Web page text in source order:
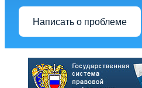
Написать о проблеме